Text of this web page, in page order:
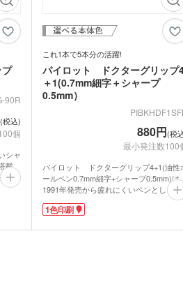
90R
(税込)
個
シャ
載
機能
音設
体
、長
これ1本で5本分の活躍!
パイロット ドクターグリップ
＋1(0.7mm細字＋シャープ
0.5mm）
880円(税
最小発注数100
パイロット ドクターグリップ4+1(油性
ールペン0.7mm細字+シャープ0.5mm)は、
1991年発売から疲れにくいペンとして定
番のドクターグリップの多機能ペン。セ
ナーや会議の時に話の重要度を黒・赤・
書き込めば、内容がぐっと分かりやすく
1色印刷
保冷バッグ・レジかごバ
マルシェバッグ
ッ
ポリエステルトートバッ
ト
クリア・ビニールポーチ
フラットポーチ
ム
プラスチックタンブラー
アルミボトル・マウンテン
ボトル（カラビナ付）
ッ
グ
ボトルホルダー・ペット
トルホルダー
プラスチックマグカップ
バンブーマグカップ
ドライウェア(半袖・長
オリジナルユニフォーム
マグネット
ー
フォトフレーム
ペン立て・トレイ
短納期付箋（ふせん）
ドキュメントファイル・そ